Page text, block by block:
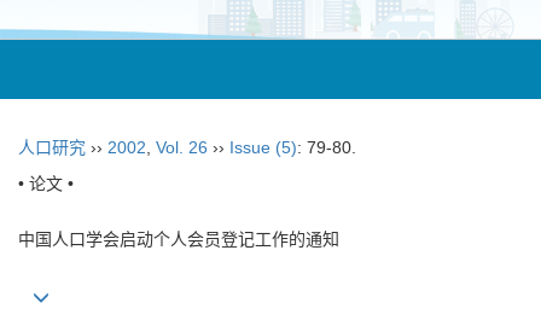
人口研究 ›› 2002 Vol. 26 ›› Issue (5): 79-80.
• 论文 •
中国人口学会启动个人会员登记工作的通知